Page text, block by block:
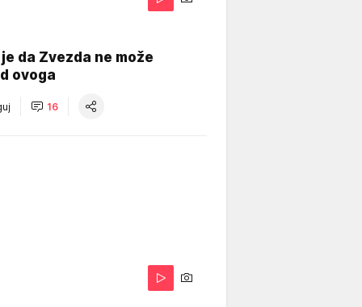
da Zvezda ne može
ovoga
16